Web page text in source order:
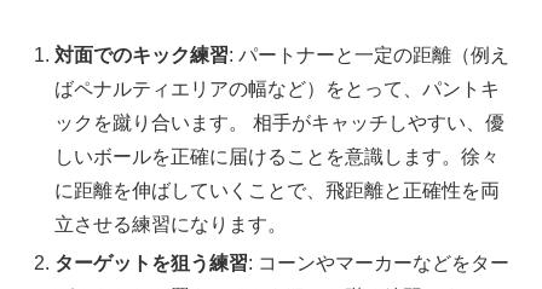
対面でのキック練習: パートナーと一定の距離（例え
ばペナルティエリアの幅など）をとって、パントキ
ックを蹴り合います。 相手がキャッチしやすい、優
しいボールを正確に届けることを意識します。徐々
に距離を伸ばしていくことで、飛距離と正確性を両
立させる練習になります。
ターゲットを狙う練習: コーンやマーカーなどをター